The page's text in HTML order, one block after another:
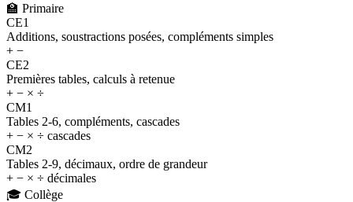
🏫 Primaire
CE1
Additions, soustractions posées, compléments simples
+ −
CE2
Premières tables, calculs à retenue
+ − × ÷
CM1
Tables 2-6, compléments, cascades
+ − × ÷ cascades
CM2
Tables 2-9, décimaux, ordre de grandeur
+ − × ÷ décimales
🎓 Collège